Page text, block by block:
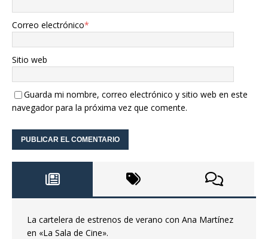
Correo electrónico*
Sitio web
Guarda mi nombre, correo electrónico y sitio web en este
navegador para la próxima vez que comente.
La cartelera de estrenos de verano con Ana Martínez
en «La Sala de Cine».